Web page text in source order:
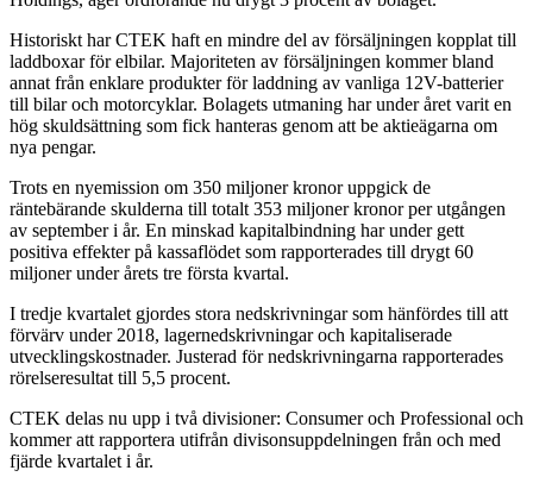
Historiskt har CTEK haft en mindre del av försäljningen kopplat till
laddboxar för elbilar. Majoriteten av försäljningen kommer bland
annat från enklare produkter för laddning av vanliga 12V-batterier
till bilar och motorcyklar. Bolagets utmaning har under året varit en
hög skuldsättning som fick hanteras genom att be aktieägarna om
nya pengar.
Trots en nyemission om 350 miljoner kronor uppgick de
räntebärande skulderna till totalt 353 miljoner kronor per utgången
av september i år. En minskad kapitalbindning har under gett
positiva effekter på kassaflödet som rapporterades till drygt 60
miljoner under årets tre första kvartal.
I tredje kvartalet gjordes stora nedskrivningar som hänfördes till att
förvärv under 2018, lagernedskrivningar och kapitaliserade
utvecklingskostnader. Justerad för nedskrivningarna rapporterades
rörelseresultat till 5,5 procent.
CTEK delas nu upp i två divisioner: Consumer och Professional och
kommer att rapportera utifrån divisonsuppdelningen från och med
fjärde kvartalet i år.